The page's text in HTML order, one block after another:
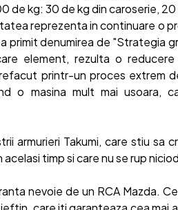
de kg: 30 de kg din caroserie, 20
reprezenta in continuare o
primit denumirea de "Strategia
element, rezulta o
printr-un proces extrem
o masina mult mai usoara,
armurieri Takumi, care stiu sa
timp si care nu se rup
nevoie de un RCA Mazda.